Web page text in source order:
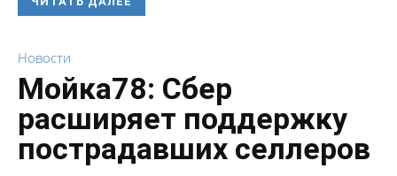
Новости
Мойка78: Сбер
расширяет поддержку
пострадавших селлеров